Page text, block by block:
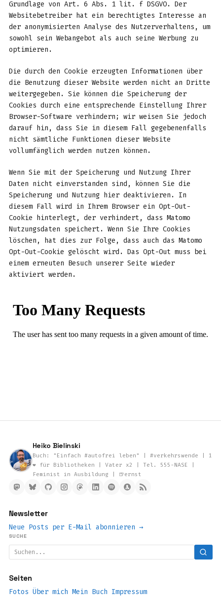
Grundlage von Art. 6 Abs. 1 lit. f DSGVO. Der
Websitebetreiber hat ein berechtigtes Interesse an
der anonymisierten Analyse des Nutzerverhaltens, um
sowohl sein Webangebot als auch seine Werbung zu
optimieren.
Die durch den Cookie erzeugten Informationen über
die Benutzung dieser Website werden nicht an Dritte
weitergegeben. Sie können die Speicherung der
Cookies durch eine entsprechende Einstellung Ihrer
Browser-Software verhindern; wir weisen Sie jedoch
darauf hin, dass Sie in diesem Fall gegebenenfalls
nicht sämtliche Funktionen dieser Website
vollumfänglich werden nutzen können.
Wenn Sie mit der Speicherung und Nutzung Ihrer
Daten nicht einverstanden sind, können Sie die
Speicherung und Nutzung hier deaktivieren. In
diesem Fall wird in Ihrem Browser ein Opt-Out-
Cookie hinterlegt, der verhindert, dass Matomo
Nutzungsdaten speichert. Wenn Sie Ihre Cookies
löschen, hat dies zur Folge, dass auch das Matomo
Opt-Out-Cookie gelöscht wird. Das Opt-Out muss bei
einem erneuten Besuch unserer Seite wieder
aktiviert werden.
Heiko Bielinski
Buch: "Einfach #autofrei leben" | #verkehrswende | 1
❤️ für Bibliotheken | Vater x2 | Tel. 555-NASE |
Feminist in Ausbildung | 🍺ernst
Newsletter
Neue Posts per E-Mail abonnieren →
SUCHE
Seiten
Fotos Über mich Mein Buch Impressum